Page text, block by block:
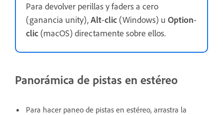
Para devolver perillas y faders a cero
(ganancia unity),Alt-clic (Windows) u Option-
clic (macOS) directamente sobre ellos.
Panorámica de pistas en estéreo
Para hacer paneo de pistas en estéreo, arrastra la